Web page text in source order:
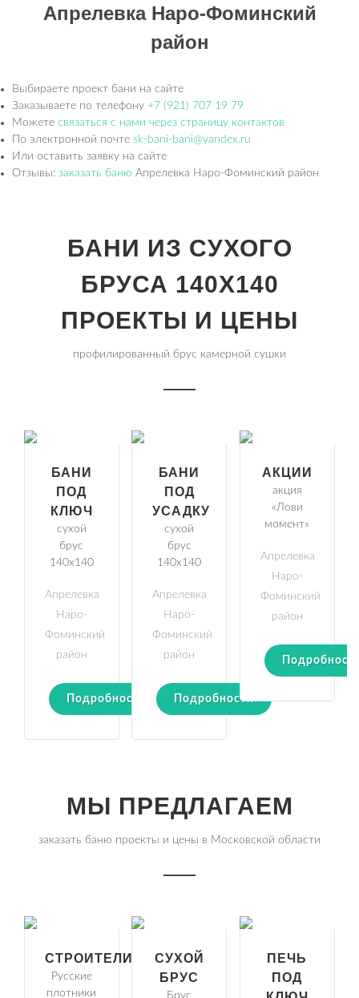
Апрелевка Наро-Фоминский
район
Выбираете проект бани на сайте
Заказываете по телефону +7 (921) 707 19 79
Можете связаться с нами через страницу контактов
По электронной почте sk-bani-bani@yandex.ru
Или оставить заявку на сайте
Отзывы: заказать баню Апрелевка Наро-Фоминский район
БАНИ ИЗ СУХОГО
БРУСА 140Х140
ПРОЕКТЫ И ЦЕНЫ
профилированный брус камерной сушки
БАНИ
ПОД
КЛЮЧ
сухой
брус
140х140
Апрелевка
Наро-
Фоминский
район
Подробности
БАНИ
ПОД
УСАДКУ
сухой
брус
140х140
Апрелевка
Наро-
Фоминский
район
Подробности
АКЦИИ
акция
«Лови
момент»
Апрелевка
Наро-
Фоминский
район
МЫ ПРЕДЛАГАЕМ
заказать баню проекты и цены в Московской области
СТРОИТЕЛИ
Русские
плотники
СУХОЙ
БРУС
Брус
ПЕЧЬ
ПОД